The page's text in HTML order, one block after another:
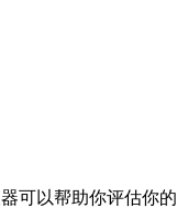
可以帮助你评估你的